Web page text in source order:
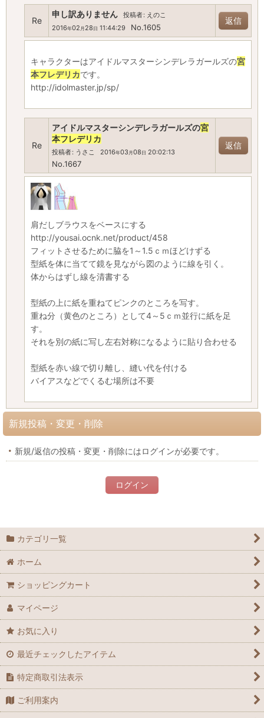
Re
申し訳ありません 投稿者: えのこ
2016年02 月 28 日 11:44:29 No.1605
返信
キャラクターはアイドルマスターシンデレラガールズの宮
本フレデリカです。
http://idolmaster.jp/sp/
Re
アイドルマスターシンデレラガールズの宮
本フレデリカ
投稿者: うさこ 2016年03 月08 日 20:02:13
No.1667
返信
肩だしブラウスをベースにする
http://yousai.ocnk.net/product/458
フィットさせるために脇を1～1.5ｃｍほどけずる
型紙を体に当てて鏡を見ながら図のように線を引く。
体からはずし線を清書する
型紙の上に紙を重ねてピンクのところを写す。
重ね分（黄色のところ）として4～5ｃｍ並行に紙を足
す。
それを別の紙に写し左右対称になるように貼り合わせる
型紙を赤い線で切り離し、縫い代を付ける
バイアスなどでくるむ場所は不要
新規投稿・変更・削除
新規/返信の投稿・変更・削除にはログインが必要です。
ログイン
カテゴリ一覧
ホーム
ショッピングカート
マイページ
お気に入り
最近チェックしたアイテム
特定商取引法表示
ご利用案内